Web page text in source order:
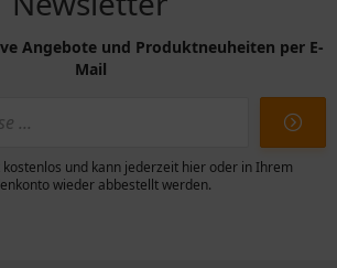
Angebote und Produktneuheiten per E-
Mail
und kann jederzeit hier oder in Ihrem
wieder abbestellt werden.